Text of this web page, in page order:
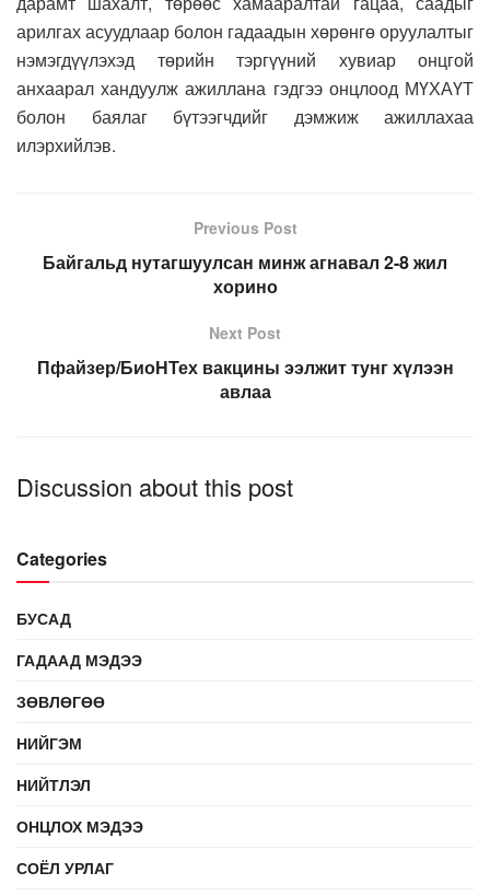
арилгах асуудлаар болон гадаадын хөрөнгө оруулалтыг
нэмэгдүүлэхэд төрийн тэргүүний хувиар онцгой
анхаарал хандуулж ажиллана гэдгээ онцлоод МҮХАҮТ
болон баялаг бүтээгчдийг дэмжиж ажиллахаа
илэрхийлэв.
Previous Post
Байгальд нутагшуулсан минж агнавал 2-8 жил
хорино
Next Post
Пфайзер/БиоНТех вакцины ээлжит тунг хүлээн
авлаа
Discussion about this post
Categories
БУСАД
ГАДААД МЭДЭЭ
ЗӨВЛӨГӨӨ
НИЙГЭМ
НИЙТЛЭЛ
ОНЦЛОХ МЭДЭЭ
СОЁЛ УРЛАГ